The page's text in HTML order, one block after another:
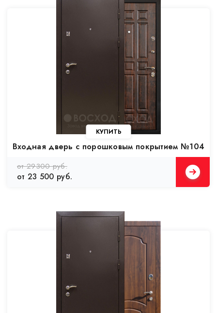
КУПИТЬ
Входная дверь с порошковым покрытием №104
от 29300 руб.
от 23 500 руб.